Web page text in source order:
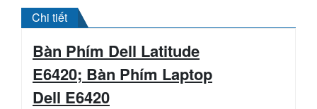
Chi tiết
Bàn Phím Dell Latitude
E6420; Bàn Phím Laptop
Dell E6420